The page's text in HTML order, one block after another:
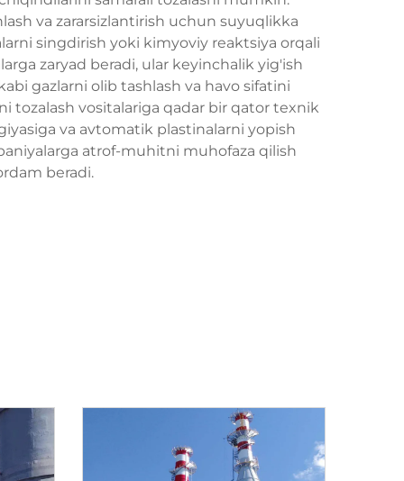
va zararsizlantirish uchun suyuqlikka
singdirish yoki kimyoviy reaktsiya orqali
zaryad beradi, ular keyinchalik yig'ish
gazlarni olib tashlash va havo sifatini
tozalash vositalariga qadar bir qator texnik
va avtomatik plastinalarni yopish
atrof-muhitni muhofaza qilish
beradi.